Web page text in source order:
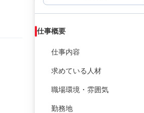
仕事概要
仕事内容
求めている人材
職場環境・雰囲気
勤務地